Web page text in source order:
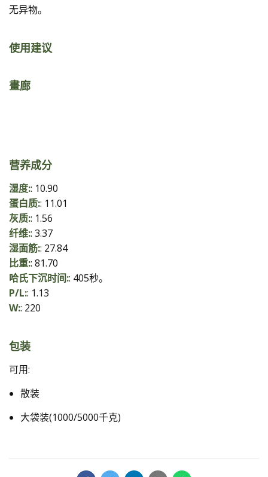
无异物。
使用建议
畫廊
营养成分
湿度:: 10.90
蛋白质:: 11.01
灰质:: 1.56
纤维:: 3.37
湿面筋:: 27.84
比重:: 81.70
哈氏下沉时间:: 405秒。
P/L:: 1.13
W:: 220
包装
可用:
散装
大袋装(1000/5000千克)